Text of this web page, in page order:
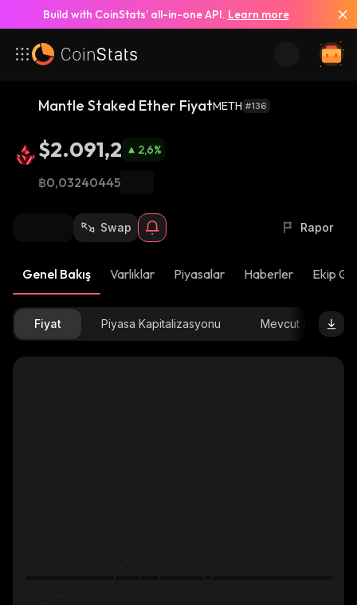
Build with CoinStats’ all-in-one API. Learn more
Mantle Staked Ether FiyatMETH #136
$2.091,2 2,6%
฿0,03240445
Swap Rapor
Genel Bakış Varlıklar Piyasalar Haberler Ekip
Fiyat Piyasa Kapitalizasyonu Mevcut arz